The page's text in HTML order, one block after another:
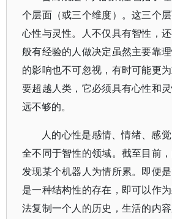
个层面（或三个维度）。这三个层
心性与灵性。人不仅具有智性，
般有经验的人做决定虽然主要靠
的影响也不可忽视，有时可能更
要超越人类，它必须具有心性和
远不够的。
人的心性是感情、情绪、感
全不同于智性的领域。截至目前
发现某个机器人为情所累。即便
是一种结构性的存在，即可以作
法复制一个人的历史，生活的内